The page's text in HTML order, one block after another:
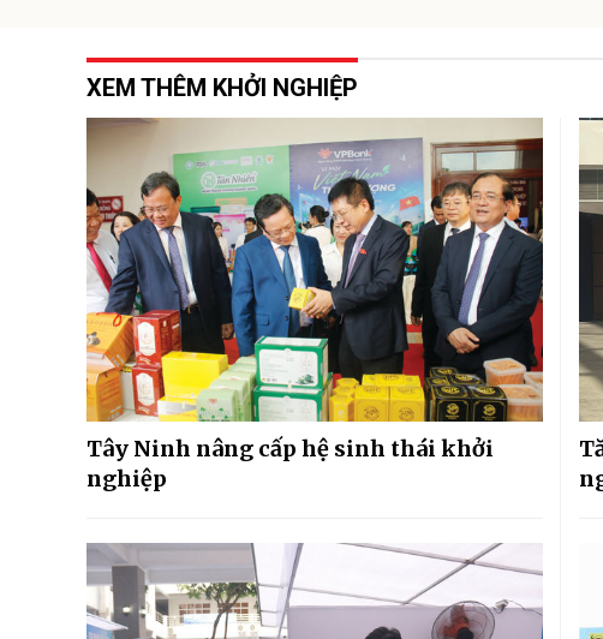
XEM THÊM KHỞI NGHIỆP
Tây Ninh nâng cấp hệ sinh thái khởi
nghiệp